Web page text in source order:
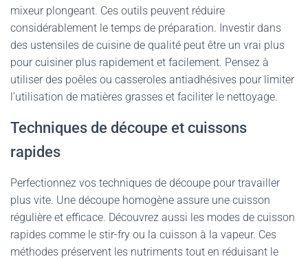
mixeur plongeant. Ces outils peuvent réduire
considérablement le temps de préparation. Investir dans
des ustensiles de cuisine de qualité peut être un vrai plus
pour cuisiner plus rapidement et facilement. Pensez à
utiliser des poêles ou casseroles antiadhésives pour limiter
l’utilisation de matières grasses et faciliter le nettoyage.
Techniques de découpe et cuissons
rapides
Perfectionnez vos techniques de découpe pour travailler
plus vite. Une découpe homogène assure une cuisson
régulière et efficace. Découvrez aussi les modes de cuisson
rapides comme le stir-fry ou la cuisson à la vapeur. Ces
méthodes préservent les nutriments tout en réduisant le